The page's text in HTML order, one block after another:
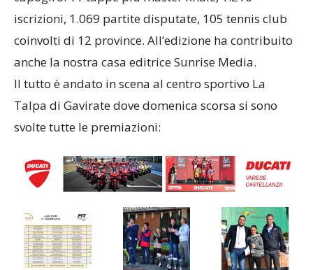
iscrizioni, 1.069 partite disputate, 105 tennis club
coinvolti di 12 province. All’edizione ha contribuito
anche la nostra casa editrice Sunrise Media.
Il tutto è andato in scena al centro sportivo La
Talpa di Gavirate dove domenica scorsa si sono
svolte tutte le premiazioni: